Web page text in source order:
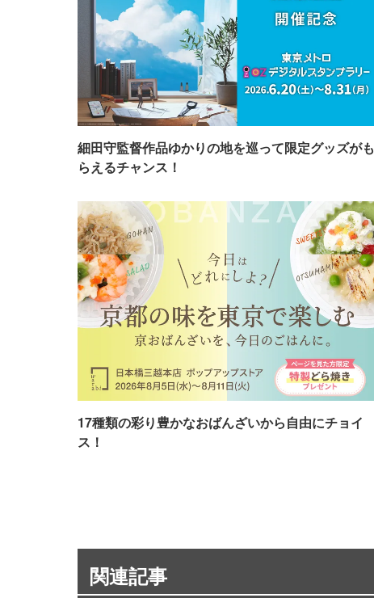
細田守監督作品ゆかりの地を巡って限定グッズがも
らえるチャンス！
17種類の彩り豊かなおばんざいから自由にチョイ
ス！
関連記事